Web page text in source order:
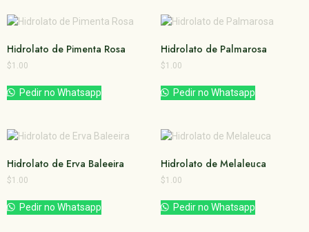
Hidrolato de Pimenta Rosa
$1.00
Pedir no Whatsapp
Hidrolato de Palmarosa
$1.00
Pedir no Whatsapp
Hidrolato de Erva Baleeira
$1.00
Pedir no Whatsapp
Hidrolato de Melaleuca
$1.00
Pedir no Whatsapp